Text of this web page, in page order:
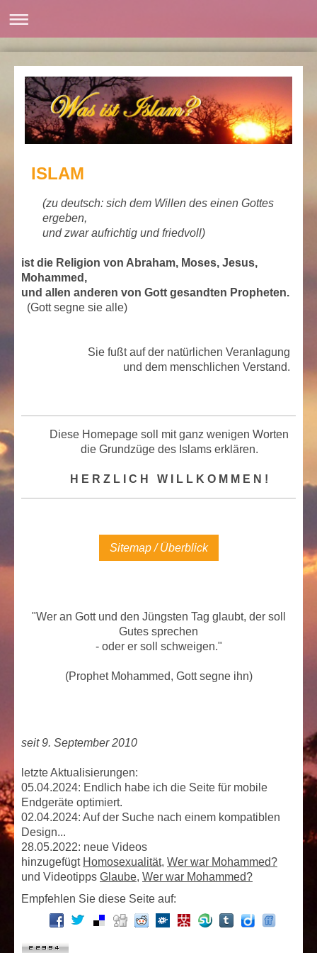
ISLAM
(zu deutsch: sich dem Willen des einen Gottes
ergeben,
und zwar aufrichtig und friedvoll)
ist die Religion von Abraham, Moses, Jesus,
Mohammed,
und allen anderen von Gott gesandten Propheten.
(Gott segne sie alle)
Sie fußt auf der natürlichen Veranlagung
und dem menschlichen Verstand.
Diese Homepage soll mit ganz wenigen Worten
die Grundzüge des Islams erklären.
H E R Z L I C H W I L L K O M M E N !
Sitemap / Überblick
"Wer an Gott und den Jüngsten Tag glaubt, der soll
Gutes sprechen
- oder er soll schweigen."
(Prophet Mohammed, Gott segne ihn)
seit 9. September 2010
letzte Aktualisierungen:
05.04.2024: Endlich habe ich die Seite für mobile
Endgeräte optimiert.
02.04.2024: Auf der Suche nach einem kompatiblen
Design...
28.05.2022: neue Videos
hinzugefügt Homosexualität, Wer war Mohammed?
und Videotipps Glaube, Wer war Mohammed?
Empfehlen Sie diese Seite auf: